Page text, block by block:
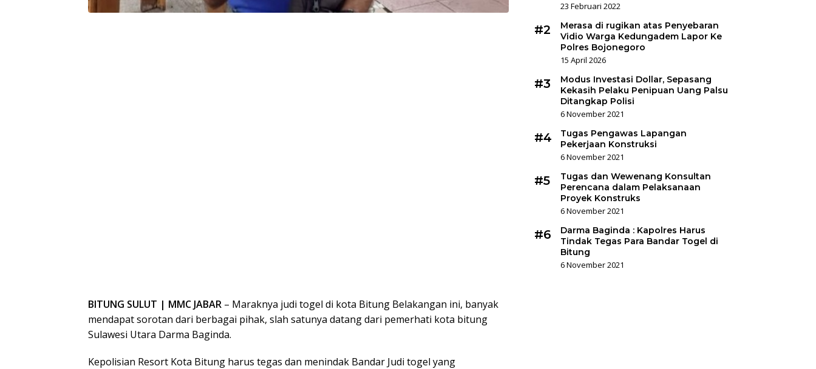
BITUNG SULUT | MMC JABAR – Maraknya judi togel di kota Bitung Belakangan ini, banyak
mendapat sorotan dari berbagai pihak, slah satunya datang dari pemerhati kota bitung
Sulawesi Utara Darma Baginda.
Kepolisian Resort Kota Bitung harus tegas dan menindak Bandar Judi togel yang
23 Februari 2022
#2
Merasa di rugikan atas Penyebaran
Vidio Warga Kedungadem Lapor Ke
Polres Bojonegoro
15 April 2026
#3
Modus Investasi Dollar, Sepasang
Kekasih Pelaku Penipuan Uang Palsu
Ditangkap Polisi
6 November 2021
#4
Tugas Pengawas Lapangan
Pekerjaan Konstruksi
6 November 2021
#5
Tugas dan Wewenang Konsultan
Perencana dalam Pelaksanaan
Proyek Konstruks
6 November 2021
#6
Darma Baginda : Kapolres Harus
Tindak Tegas Para Bandar Togel di
Bitung
6 November 2021